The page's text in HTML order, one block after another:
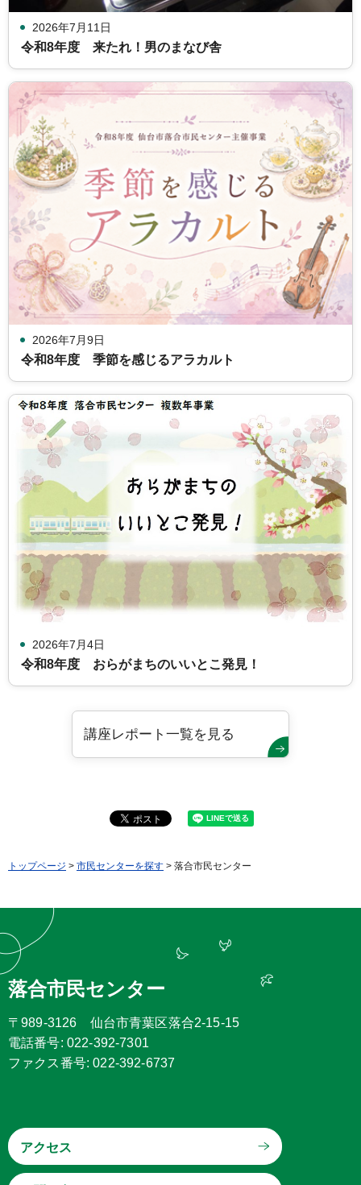
2026年7月11日
令和8年度 来たれ！男のまなび舎
2026年7月9日
令和8年度 季節を感じるアラカルト
2026年7月4日
令和8年度 おらがまちのいいとこ発見！
講座レポート一覧を見る
トップページ > 市民センターを探す > 落合市民センター
落合市民センター
〒989-3126 仙台市青葉区落合2-15-15
電話番号: 022-392-7301
ファクス番号: 022-392-6737
アクセス